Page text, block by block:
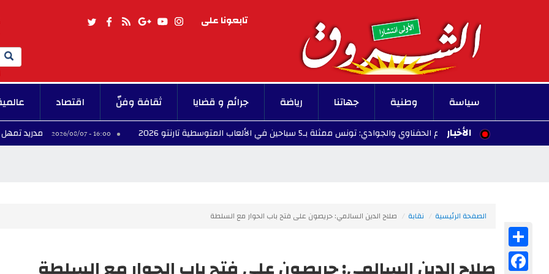
تابعونا على
Search
سياسة وطنية جهاتنا رياضة جرائم و قضايا ثقافة وفنّ اقتصاد
الأخبار
في مقدمتهم الحفناوي والجوادي: تونس ممثلة بـ5 سباحين في الألعاب المتوسطية تارنتو 2026 16:00 - 2026/08/07 مدريد تمهل روما حتى
الصفحة الرئيسية نقابة صلاح الدين السالمي: حريصون على فتح باب الحوار مع السلطة
Facebook